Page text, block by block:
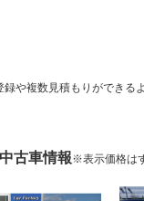
や複数見積もりができる
古車情報※表示価格は